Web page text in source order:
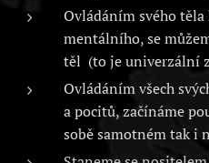
Ovládáním svého
mentálního, se
těl (to je univerzální
Ovládáním všech
a pocitů, začínáme
sobě samotném tak i